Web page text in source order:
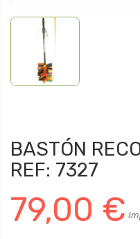
BASTÓN
REF: 7327
79,00 €